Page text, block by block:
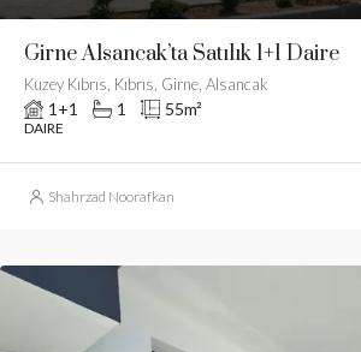
Girne Alsancak’ta Satılık 1+1 Daire
Kuzey Kıbrıs, Kıbrıs, Girne, Alsancak
1+1 1 55m²
DAIRE
Shahrzad Noorafkan